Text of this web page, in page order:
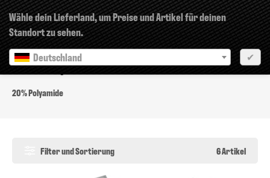
Wähle dein Lieferland, um Preise und Artikel für deinen
Standort zu sehen.
Deutschland
✔
20% Polyamide
20% Polyamide
Filter und Sortierung 6 Artikel